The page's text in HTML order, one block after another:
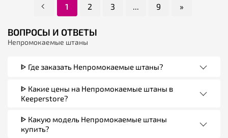
1 2 3 9 »
ВОПРОСЫ И ОТВЕТЫ
Непромокаемые штаны
ᐈ Где заказать Непромокаемые штаны?
ᐈ Какие цены на Непромокаемые штаны в
Keeperstore?
ᐈ Какую модель Непромокаемые штаны
купить?